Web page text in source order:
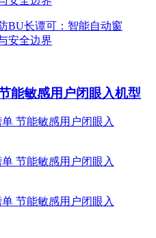
能敏感用户闭眼入机型